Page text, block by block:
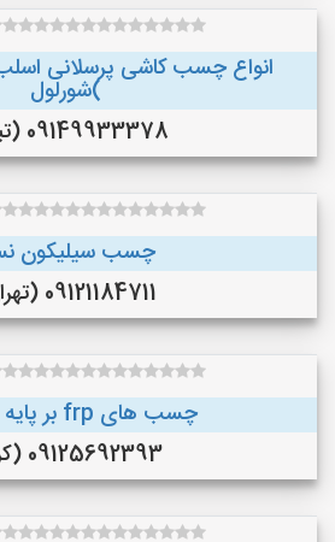
انواع چسب کاشی پرسلانی
)شورلول
09149933378 (تبریز)
چسب سیلیکون
09121184711 (تهران)
چسب های frp بر پایه اپوکسی
09125692393 (کرج)